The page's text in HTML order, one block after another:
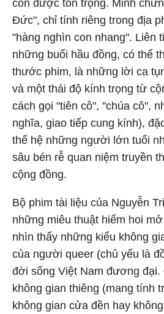
còn được tôn trọng. Minh
Đức", chỉ tính riêng trong địa
"hàng nghìn con nhang". Liên
những buổi hầu đồng, có thể
thước phim, là những lời ca
và một thái độ kính trọng từ
cách gọi "tiên cô", "chúa cô",
nghĩa, giao tiếp cung kính),
thế hệ những người lớn tuổi
sâu bén rễ quan niệm truyền
cộng đồng.
Bộ phim tài liệu của Nguyễn
những miêu thuật hiếm hoi
nhìn thấy những kiểu không
của người queer (chủ yếu là
đời sống Việt Nam đương
không gian thiêng (mang tính
không gian cửa đền hay